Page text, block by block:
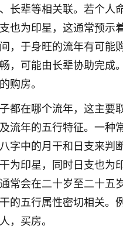
长辈等相关联。若个人
也为印星，这通常预示
，于身旺的流年有可能
，可能由长辈协助完成
购房。
都在哪个流年，这主要
流年的五行特征。一种
字中的月干和日支来判
为印星，同时日支也为
常会在二十岁至二十五
的五行属性密切相关。
，买房。
调整，有升迁机会，但同时
的时候是抱着侥幸心理，没
，我半信半疑的按照老师建
发钱粮，本来年前的人事调
没戏了，结果开年一上班，
心，无论如何，感恩感谢
升职加薪！！，请客吗
北京
，总是病病殃殃的，去检查
是不舒服。中医西医看遍了